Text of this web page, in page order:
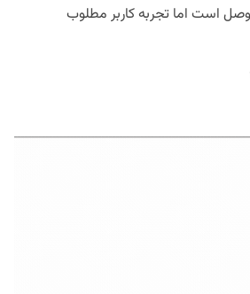
وصل است اما تجربه کاربر مطلوب